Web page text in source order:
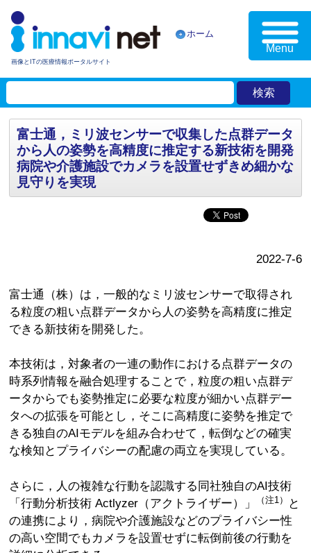
画像とITの医療情報ポータルサイト
ホーム
Menu
富士通，ミリ波センサーで収集した点群データ
から人の姿勢を高精度に推定する新技術を開発
病院や介護施設でカメラを設置せずきめ細かな
見守りを実現
2022-7-6
富士通（株）は，一般的なミリ波センサーで取得され
る粒度の粗い点群データから人の姿勢を高精度に推定
できる新技術を開発した。
本技術は，対象者の一連の動作における点群データの
時系列情報を融合処理することで，粒度の粗い点群デ
ータからでも姿勢推定に必要な粒度が細かい点群デー
タへの拡張を可能とし，そこに高精度に姿勢を推定で
きる独自のAIモデルを組み合わせて，転倒などの確実
な検知とプライバシーの配慮の両立を実現している。
さらに，人の複雑な行動を認識する同社独自のAI技術
「行動分析技術 Actlyzer（アクトライザー）」
（注1）
と
の連携により，病院や介護施設などのプライバシー性
の高い空間でもカメラを設置せずに転倒前後の行動を